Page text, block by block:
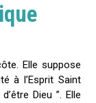
Elle suppose
à l’Esprit Saint
Dieu ”. Elle